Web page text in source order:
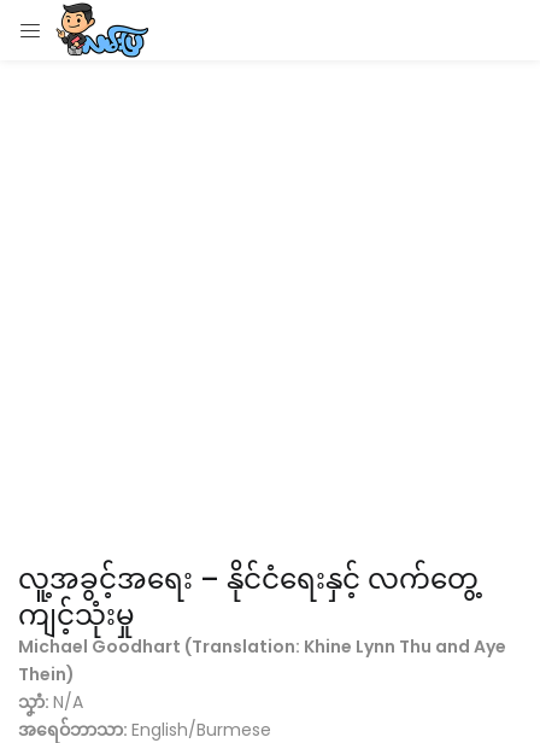
လူ့အခွင့်အရေး – နိုင်ငံရေးနှင့် လက်တွေ့
ကျင့်သုံးမှု
Michael Goodhart (Translation: Khine Lynn Thu and Aye
Thein)
သၞာံ: N/A
အရေဝ်ဘာသာ: English/Burmese
LOGIN